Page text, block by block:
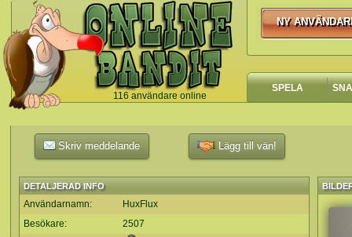
116 användare online
`
NY
NY
SPELA
Skriv meddelande Lägg till vän!
DETALJERAD INFO
Användarnamn:
HuxFlux
Besökare:
2507